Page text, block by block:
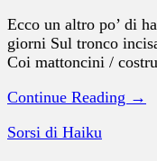
Ecco un altro po’ di
giorni Sul tronco
Coi mattoncini /
Continue Reading →
Sorsi di Haiku